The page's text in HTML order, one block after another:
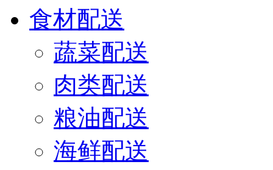
食材配送
蔬菜配送
肉类配送
粮油配送
海鲜配送